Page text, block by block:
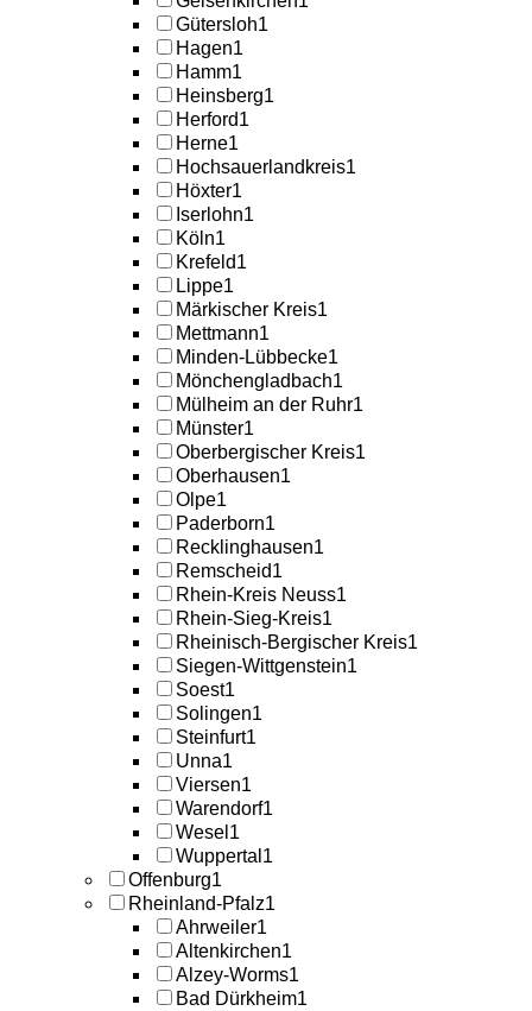
Gütersloh1
Hagen1
Hamm1
Heinsberg1
Herford1
Herne1
Hochsauerlandkreis1
Höxter1
Iserlohn1
Köln1
Krefeld1
Lippe1
Märkischer Kreis1
Mettmann1
Minden-Lübbecke1
Mönchengladbach1
Mülheim an der Ruhr1
Münster1
Oberbergischer Kreis1
Oberhausen1
Olpe1
Paderborn1
Recklinghausen1
Remscheid1
Rhein-Kreis Neuss1
Rhein-Sieg-Kreis1
Rheinisch-Bergischer Kreis1
Siegen-Wittgenstein1
Soest1
Solingen1
Steinfurt1
Unna1
Viersen1
Warendorf1
Wesel 1
Wuppertal 1
Offenburg1
Rheinland-Pfalz1
Ahrweiler1
Altenkirchen1
Alzey-Worms1
Bad Dürkheim1